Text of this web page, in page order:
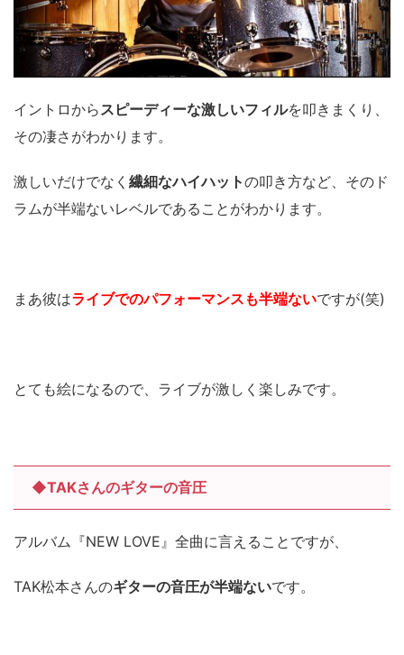
イントロからスピーディーな激しいフィルを叩きまくり、
その凄さがわかります。
激しいだけでなく 繊細なハイハットの叩き方など、そのド
ラムが半端ないレベルであることがわかります。
まあ彼はライブでのパフォーマンスも半端ないですが(笑)
とても絵になるので、ライブが激しく楽しみです。
◆TAKさんのギターの音圧
アルバム『NEW LOVE』全曲に言えることですが、
TAK松本さんのギターの音圧が半端ないです。